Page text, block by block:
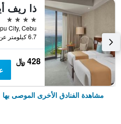
4 نجوم
6.7 كيلومتر عن وسط المدينة
428 ﷼
مشاهدة الفنادق الأخرى الموصى بها